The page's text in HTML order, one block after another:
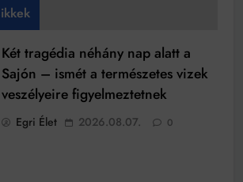
Két tragédia néhány nap alatt a
Sajón – ismét a természetes vizek
veszélyeire figyelmeztetnek
Egri Élet 2026.08.07. 0